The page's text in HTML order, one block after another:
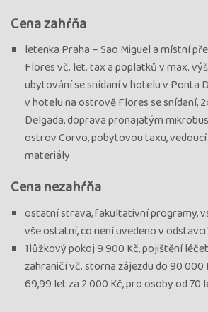
Cena zahŕňa
letenka Praha – Sao Miguel a místní
Flores vč. let. tax a poplatků v max.
ubytování se snídaní v hotelu v Ponta
v hotelu na ostrově Flores se snídaní,
Delgada, doprava pronajatým
ostrov Corvo, pobytovou taxu,
materiály
Cena nezahŕňa
ostatní strava, fakultativní programy,
vše ostatní, co není uvedeno v odstavci
1lůžkový pokoj 9 900 Kč, pojištění
zahraničí vč. storna zájezdu do 90 000
69,99 let za 2 000 Kč, pro osoby od 70